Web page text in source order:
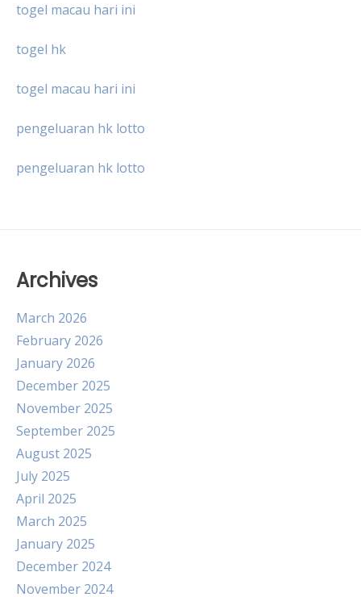
togel macau hari ini
togel hk
togel macau hari ini
pengeluaran hk lotto
pengeluaran hk lotto
Archives
March 2026
February 2026
January 2026
December 2025
November 2025
September 2025
August 2025
July 2025
April 2025
March 2025
January 2025
December 2024
November 2024